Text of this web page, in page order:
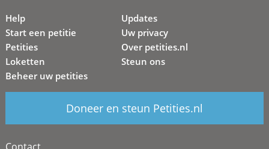
Help
Start een petitie
Petities
Loketten
Beheer uw petities
Updates
Uw privacy
Over petities.nl
Steun ons
Doneer en steun Petities.nl